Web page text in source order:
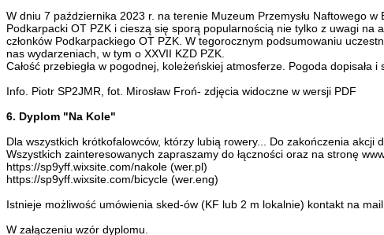
W dniu 7 października 2023 r. na terenie Muzeum Przemysłu Naftowego
Podkarpacki OT PZK i cieszą się sporą popularnością nie tylko z uwagi
członków Podkarpackiego OT PZK. W tegorocznym podsumowaniu
nas wydarzeniach, w tym o XXVII KZD PZK.
Całość przebiegła w pogodnej, koleżeńskiej atmosferze. Pogoda dopisała
Info. Piotr SP2JMR, fot. Mirosław Froń- zdjęcia widoczne w wersji PDF
6. Dyplom "Na Kole"
Dla wszystkich krótkofalowców, którzy lubią rowery... Do zakończenia akcji
Wszystkich zainteresowanych zapraszamy do łączności oraz na stronę
https://sp9yff.wixsite.com/nakole (wer.pl)
https://sp9yff.wixsite.com/bicycle (wer.eng)
Istnieje możliwość umówienia sked-ów (KF lub 2 m lokalnie) kontakt na
W załączeniu wzór dyplomu.